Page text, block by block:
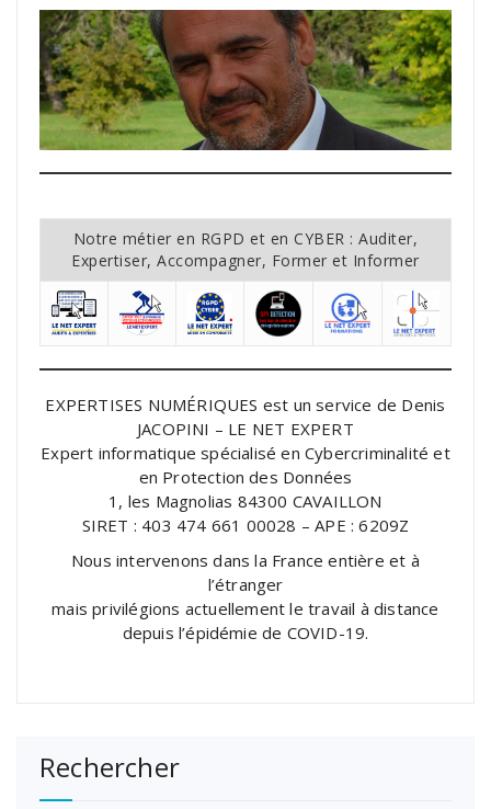
Notre métier en RGPD et en CYBER : Auditer,
Expertiser, Accompagner, Former et Informer
EXPERTISES NUMÉRIQUES est un service de Denis
JACOPINI – LE NET EXPERT
Expert informatique spécialisé en Cybercriminalité et
en Protection des Données
1, les Magnolias 84300 CAVAILLON
SIRET : 403 474 661 00028 – APE : 6209Z
Nous intervenons dans la France entière et à
l’étranger
mais privilégions actuellement le travail à distance
depuis l’épidémie de COVID-19.
Rechercher